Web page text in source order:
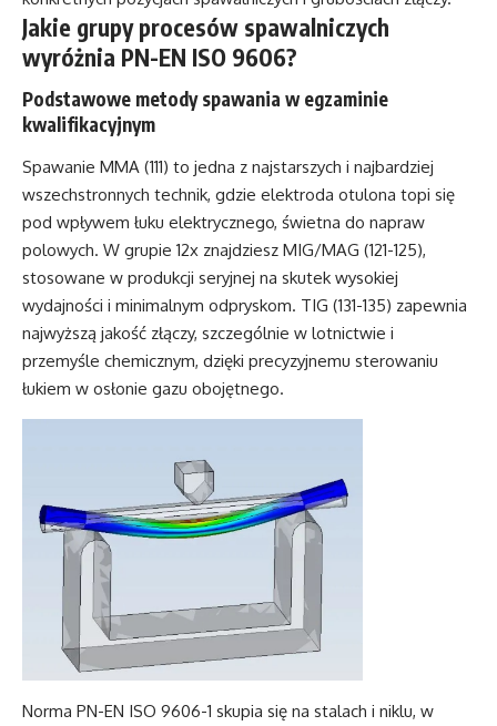
Jakie grupy procesów spawalniczych
wyróżnia PN-EN ISO 9606?
Podstawowe metody spawania w egzaminie
kwalifikacyjnym
Spawanie MMA (111) to jedna z najstarszych i najbardziej
wszechstronnych technik, gdzie elektroda otulona topi się
pod wpływem łuku elektrycznego, świetna do napraw
polowych. W grupie 12x znajdziesz MIG/MAG (121-125),
stosowane w produkcji seryjnej na skutek wysokiej
wydajności i minimalnym odpryskom. TIG (131-135) zapewnia
najwyższą jakość złączy, szczególnie w lotnictwie i
przemyśle chemicznym, dzięki precyzyjnemu sterowaniu
łukiem w osłonie gazu obojętnego.
Norma PN-EN ISO 9606-1 skupia się na stalach i niklu, w